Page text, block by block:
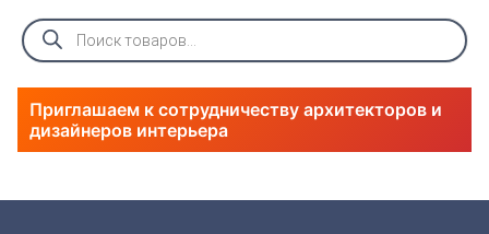
Поиск
товаров
Приглашаем к сотрудничеству архитекторов и
дизайнеров интерьера